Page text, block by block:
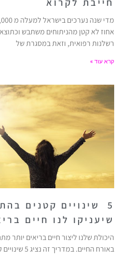
אחוז לא קטן מהניתוחים משתבש
רשלנות רפואית, וזאת במסגרת של
קרא עוד »
5 שינויים קטנים
שיעניקו לנו חיים
היכולת שלנו ליצור חיים בריאים יותר
באורח החיים.